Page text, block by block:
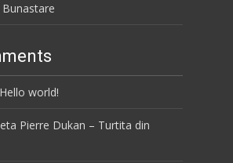
Hello world!
Pierre Dukan – Turtita din